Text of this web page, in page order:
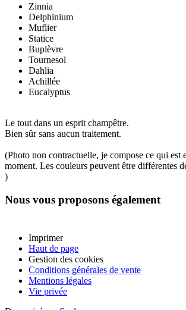
Zinnia
Delphinium
Muflier
Statice
Buplèvre
Tournesol
Dahlia
Achillée
Eucalyptus
Le tout dans un esprit champêtre.
Bien sûr sans aucun traitement.
(Photo non contractuelle, je compose ce qui est
moment. Les couleurs peuvent être différentes
)
Nous vous proposons également
Imprimer
Haut de page
Gestion des cookies
Conditions générales de vente
Mentions légales
Vie privée